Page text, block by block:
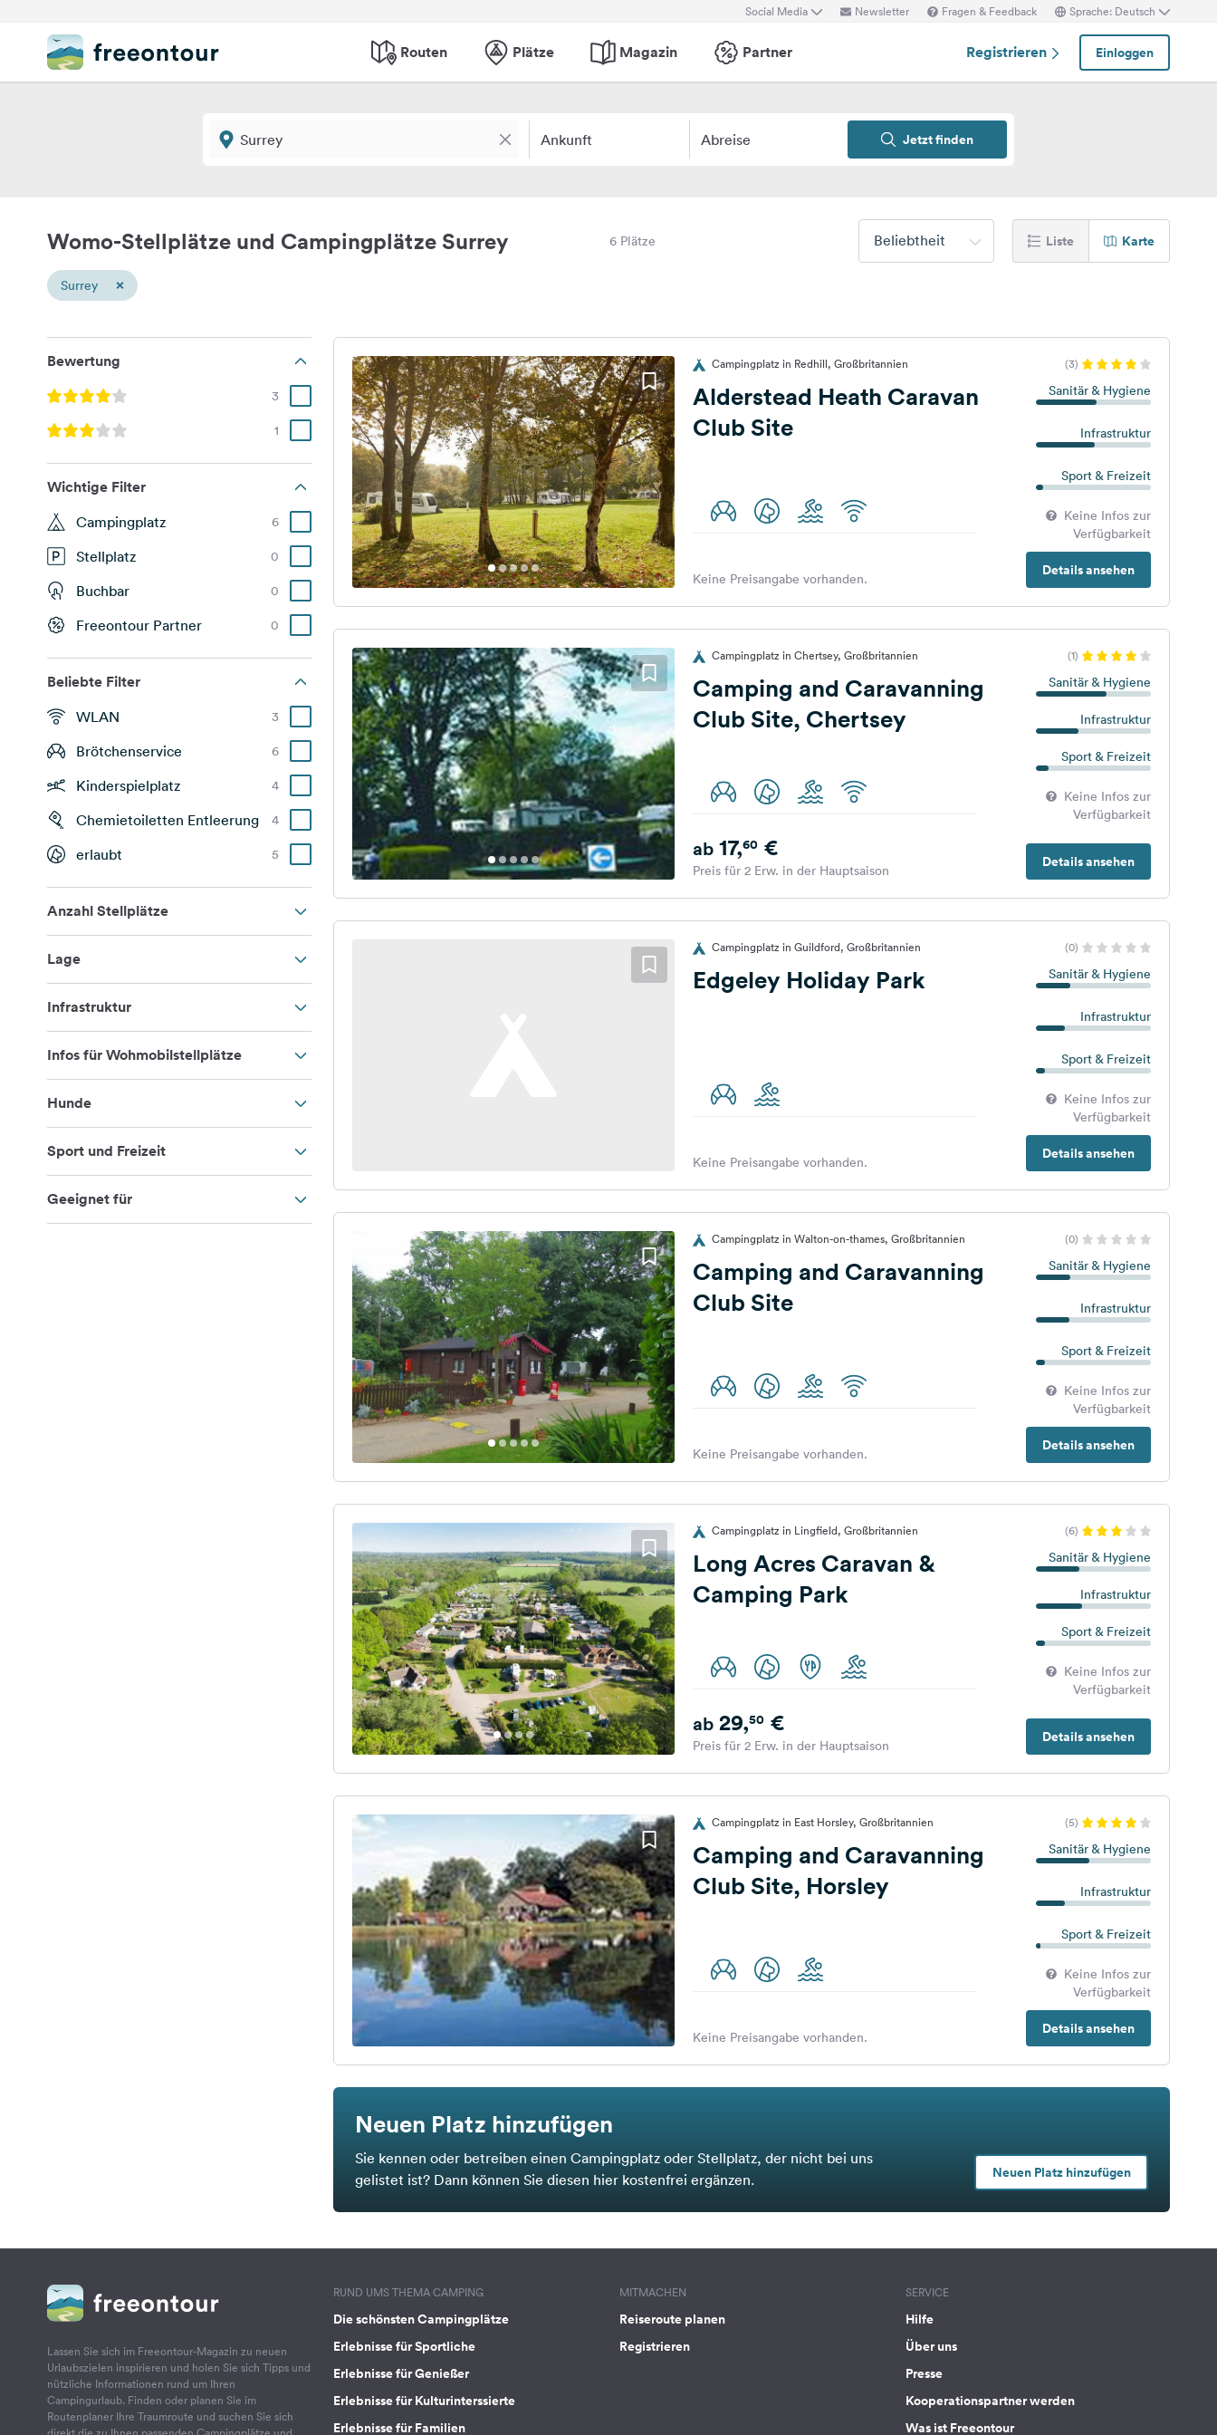
Social Media Newsletter Fragen & Feedback Sprache: Deutsch
Routen Plätze Magazin Partner Registrieren Einloggen
Ankunft Abreise Jetzt finden
Womo-Stellplätze und Campingplätze Surrey 6 Plätze Beliebtheit Liste Karte
Surrey ×
Bewertung
3
1
Wichtige Filter
Campingplatz 6
Stellplatz 0
Buchbar 0
Freeontour Partner 0
Beliebte Filter
WLAN 3
Brötchenservice 6
Kinderspielplatz 4
Chemietoiletten Entleerung 4
erlaubt 5
Anzahl Stellplätze
Lage
Infrastruktur
Infos für Wohmobilstellplätze
Hunde
Sport und Freizeit
Geeignet für
Campingplatz in Redhill, Großbritannien (3)
Alderstead Heath Caravan
Club Site
Sanitär & Hygiene
Infrastruktur
Sport & Freizeit
Keine Infos zur
Verfügbarkeit
Details ansehen
Keine Preisangabe vorhanden.
Campingplatz in Chertsey, Großbritannien (1)
Camping and Caravanning
Club Site, Chertsey
Sanitär & Hygiene
Infrastruktur
Sport & Freizeit
Keine Infos zur
Verfügbarkeit
Details ansehen
ab17,60€
Preis für 2 Erw. in der Hauptsaison
Campingplatz in Guildford, Großbritannien (0)
Edgeley Holiday Park Sanitär & Hygiene
Infrastruktur
Sport & Freizeit
Keine Infos zur
Verfügbarkeit
Details ansehen
Keine Preisangabe vorhanden.
Campingplatz in Walton-on-thames, Großbritannien (0)
Camping and Caravanning
Club Site
Sanitär & Hygiene
Infrastruktur
Sport & Freizeit
Keine Infos zur
Verfügbarkeit
Details ansehen
Keine Preisangabe vorhanden.
Campingplatz in Lingfield, Großbritannien (6)
Long Acres Caravan &
Camping Park
Sanitär & Hygiene
Infrastruktur
Sport & Freizeit
Keine Infos zur
Verfügbarkeit
Details ansehen
ab29,50€
Preis für 2 Erw. in der Hauptsaison
Campingplatz in East Horsley, Großbritannien (5)
Camping and Caravanning
Club Site, Horsley
Sanitär & Hygiene
Infrastruktur
Sport & Freizeit
Keine Infos zur
Verfügbarkeit
Details ansehen
Keine Preisangabe vorhanden.
Neuen Platz hinzufügen
Sie kennen oder betreiben einen Campingplatz oder Stellplatz, der nicht bei uns
gelistet ist? Dann können Sie diesen hier kostenfrei ergänzen.
Neuen Platz hinzufügen
Lassen Sie sich im Freeontour-Magazin zu neuen
Urlaubszielen inspirieren und holen Sie sich Tipps und
nützliche Informationen rund um Ihren
Campingurlaub. Finden oder planen Sie im
Routenplaner Ihre Traumroute und suchen Sie sich
RUND UMS THEMA CAMPING
Die schönsten Campingplätze
Erlebnisse für Sportliche
Erlebnisse für Genießer
Erlebnisse für Kulturinterssierte
Erlebnisse für Familien
MITMACHEN
Reiseroute planen
Registrieren
SERVICE
Hilfe
Über uns
Presse
Kooperationspartner werden
Was ist Freeontour